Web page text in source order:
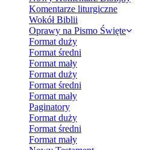
Komentarze liturgiczne
Wokół Biblii
Oprawy na Pismo Święte
Format duży
Format średni
Format mały
Format duży
Format średni
Format mały
Paginatory
Format duży
Format średni
Format mały